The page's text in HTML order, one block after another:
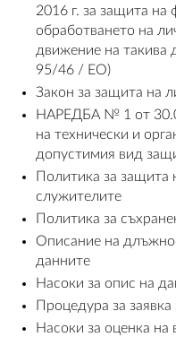
2016 г. за защита на
обработването на
движение на такива
95/46 / ЕО)
Закон за защита на
НАРЕДБА № 1 от
на технически и
допустимия вид
Политика за защита
служителите
Политика за
Описание на
данните
Насоки за опис на
Процедура за
Насоки за оценка на
СТОКИ НА КРЕДИТ
ЛИЧНИ ДАННИ
ПОЛИТИКА ЗА БИСКВИТКИ